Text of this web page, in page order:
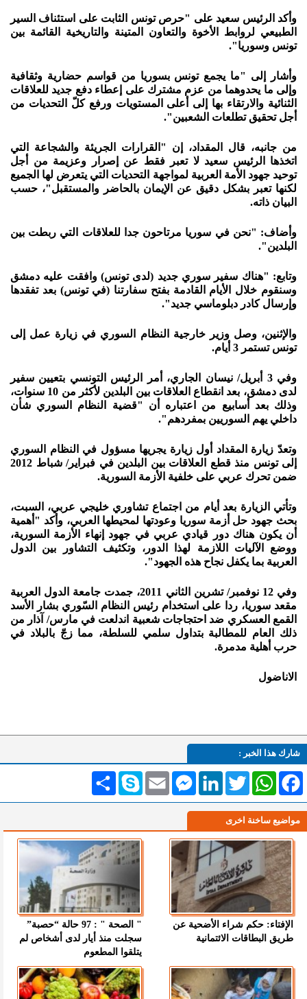
وأكد الرئيس سعيد على "حرص تونس الثابت على استئناف السير
الطبيعي لروابط الأخوة والتعاون المتينة والتاريخية القائمة بين
تونس وسوريا".
وأشار إلى "ما يجمع تونس بسوريا من قواسم حضارية وثقافية
وإلى ما يحدوهما من عزم مشترك على إعطاء دفع جديد للعلاقات
الثنائية والارتقاء بها إلى أعلى المستويات ورفع كلّ التحديات من
أجل تحقيق تطلعات الشعبين".
من جانبه، قال المقداد، إن "القرارات الجريئة والشجاعة التي
اتخذها الرئيس سعيد لا تعبر فقط عن إصرار وعزيمة من أجل
توحيد جهود الأمة العربية لمواجهة التحديات التي يتعرض لها الجميع
لكنها تعبر بشكل دقيق عن الإيمان بالحاضر والمستقبل"، حسب
البيان ذاته.
وأضاف: "نحن في سوريا مرتاحون جدا للعلاقات التي ربطت بين
البلدين".
وتابع: "هناك سفير سوري جديد (لدى تونس) وافقت عليه دمشق
وسنقوم خلال الأيام القادمة بفتح سفارتنا (في تونس) بعد تفقدها
وإرسال كادر دبلوماسي جديد".
والإثنين، وصل وزير خارجية النظام السوري في زيارة عمل إلى
تونس تستمر 3 أيام.
وفي 3 أبريل/ نيسان الجاري، أمر الرئيس التونسي بتعيين سفير
لدى دمشق، بعد انقطاع العلاقات بين البلدين لأكثر من 10 سنوات،
وذلك بعد أسابيع من اعتباره أن "قضية النظام السوري شأن
داخلي يهم السوريين بمفردهم".
وتعدّ زيارة المقداد أول زيارة يجريها مسؤول في النظام السوري
إلى تونس منذ قطع العلاقات بين البلدين في فبراير/ شباط 2012
ضمن تحرك عربي على خلفية الأزمة السورية.
وتأتي الزيارة بعد أيام من اجتماع تشاوري خليجي عربي، السبت،
بحث جهود حل أزمة سوريا وعودتها لمحيطها العربي، وأكد "أهمية
أن يكون هناك دور قيادي عربي في جهود إنهاء الأزمة السورية،
ووضع الآليات اللازمة لهذا الدور، وتكثيف التشاور بين الدول
العربية بما يكفل نجاح هذه الجهود".
وفي 12 نوفمبر/ تشرين الثاني 2011، جمدت جامعة الدول العربية
مقعد سوريا، ردا على استخدام رئيس النظام السّوري بشار الأسد
القمع العسكري ضد احتجاجات شعبية اندلعت في مارس/ آذار من
ذلك العام للمطالبة بتداول سلمي للسلطة، مما زجّ بالبلاد في
حرب أهلية مدمرة.​​​​​​​
الاناضول
شارك هذا الخبر :
انشر Skype Email
MessengerLinkedInTwitterWhatsAppFacebook
مواضيع ساخنة اخرى
الإفتاء: حكم شراء الأضحية عن
طريق البطاقات الائتمانية
" الصحة " : 97 حالة “حصبة”
سجلت منذ أيار لدى أشخاص لم
يتلقوا المطعوم